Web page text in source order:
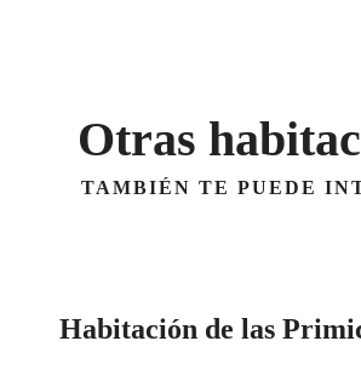
Otras
TAMBIÉN TE PUEDE
Habitación de las